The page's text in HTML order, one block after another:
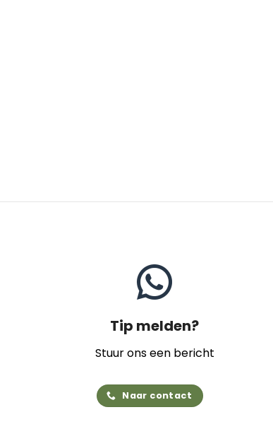
Tip melden?
Stuur ons een bericht
Naar contact